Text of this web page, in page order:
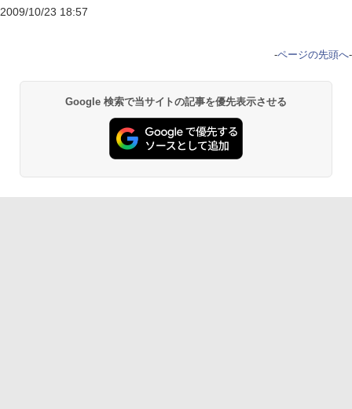
2009/10/23 18:57
-ページの先頭へ-
Google 検索で当サイトの記事を優先表示させる